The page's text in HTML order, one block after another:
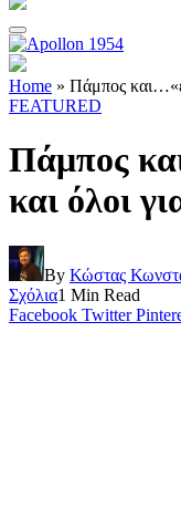
Home » Πάμπος
FEATURED
Πάμπος
και όλοι
By Κώστας
Σχόλια1 Min Read
Facebook Twitter